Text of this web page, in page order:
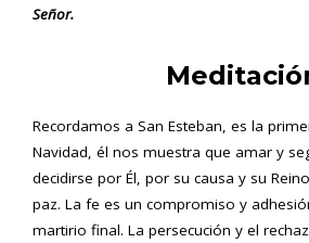
Señor.
Recordamos a San Esteban, es la
Navidad, él nos muestra que amar y
decidirse por Él, por su causa y su
paz. La fe es un compromiso y
martirio final. La persecución y el